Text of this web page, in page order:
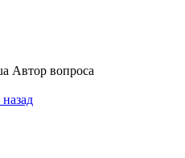
Автор вопроса
назад